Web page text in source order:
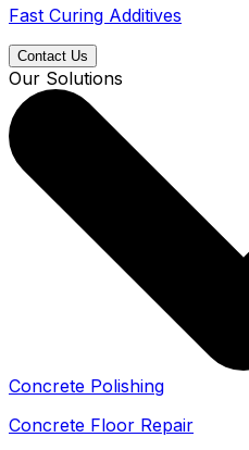
Fast Curing Additives
Contact Us
Our Solutions
Concrete Polishing
Concrete Floor Repair